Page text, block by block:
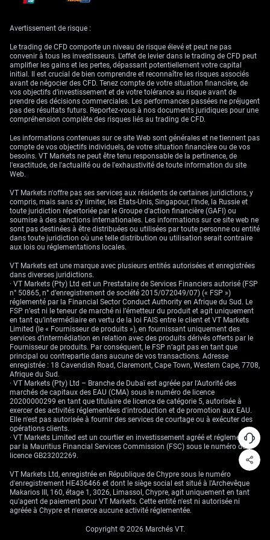
durée. Pour cette raison, nous pensons qu’elles pourraient tolérer un
vers 162 ou 163 avant d’intervenir. L’ancienne ligne de défense à 160
pourrait ne plus servir de déclencheur.
Juin est aussi historiquement un mois de faiblesse pour le yen : les
données montrent que l’USD/JPY a progressé lors de huit des dix
derniers mois de juin. Nous voyons une opportunité à acheter des
options — des calls ou des straddles — afin de tirer parti d’une volatilité
faiblement valorisée. Cela permet de se positionner pour une poursuite
de la hausse graduelle tout en étant préparé à un mouvement explosif
Avertissement de risque :
Le trading de CFD comporte un niveau de risque élevé et peut ne pas
convenir à tous les investisseurs. L'effet de levier dans le trading de CFD peut
amplifier les gains et les pertes, dépassant potentiellement votre capital
initial. Il est crucial de bien comprendre et reconnaître les risques associés
avant de négocier des CFD. Tenez compte de votre situation financière, de
vos objectifs d’investissement et de votre tolérance au risque avant de
prendre des décisions commerciales. Les performances passées ne préjugent
pas des résultats futurs. Reportez-vous à nos documents juridiques pour une
compréhension complète des risques liés au trading de CFD.
Les informations contenues sur ce site Web sont générales et ne tiennent pas
compte de vos objectifs individuels, de votre situation financière ou de vos
besoins. VT Markets ne peut être tenu responsable de la pertinence, de
l'exactitude, de l'actualité ou de l'exhaustivité de toute information du site
Web.
VT Markets n'offre pas ses services aux résidents de certaines juridictions, y
compris, mais sans s'y limiter, les États-Unis, Singapour, l'Inde, la Russie et
toute juridiction répertoriée par le Groupe d'action financière (GAFI) ou
soumise à des sanctions internationales. Les informations sur ce site web ne
sont pas destinées à être distribuées ou utilisées par toute personne ou entité
dans toute juridiction où une telle distribution ou utilisation serait contraire
aux lois ou réglementations locales.
VT Markets est une marque avec plusieurs entités autorisées et enregistrées
dans diverses juridictions.
· VT Markets (Pty) Ltd est un Prestataire de Services Financiers autorisé (FSP
n° 50865, n° d’enregistrement de société 2015/072049/07) (« FSP »)
réglementé par la Financial Sector Conduct Authority en Afrique du Sud. Le
FSP n’est ni le teneur de marché ni l’émetteur du produit et agit uniquement
en tant qu’intermédiaire en vertu de la loi FAIS entre le client et VT Markets
Limited (le « Fournisseur de produits »), en fournissant uniquement des
services d’intermédiation en relation avec des produits dérivés offerts par le
Fournisseur de produits. Par conséquent, le FSP n’agit pas en tant que
principal ou contrepartie dans aucune de vos transactions. Adresse
enregistrée : 18 Cavendish Road, Claremont, Cape Town, Western Cape, 7708,
Afrique du Sud.
· VT Markets (Pty) Ltd – Branche de Dubaï est agréée par l'Autorité des
marchés de capitaux des EAU (CMA) sous le numéro de licence
20200000299 en tant que titulaire de licence de catégorie 5, autorisée à
exercer des activités réglementées d'introduction et de promotion aux EAU.
Elle n'est pas autorisée à fournir des services de courtage ou à exécuter des
opérations clients.
· VT Markets Limited est un courtier en investissement agréé et réglementé
par la Mauritius Financial Services Commission (FSC) sous le numéro de
licence GB23202269.
VT Markets Ltd, enregistrée en République de Chypre sous le numéro
d'enregistrement HE436466 et dont le siège social est situé à l'Archevêque
Makarios III, 160, étage 1, 3026, Limassol, Chypre, agit uniquement en tant
qu'agent de paiement pour VT Markets. Cette entité n'est ni autorisée ni
agréée à Chypre et n'exerce aucune activité réglementée.
Copyright © 2026 Marchés VT.